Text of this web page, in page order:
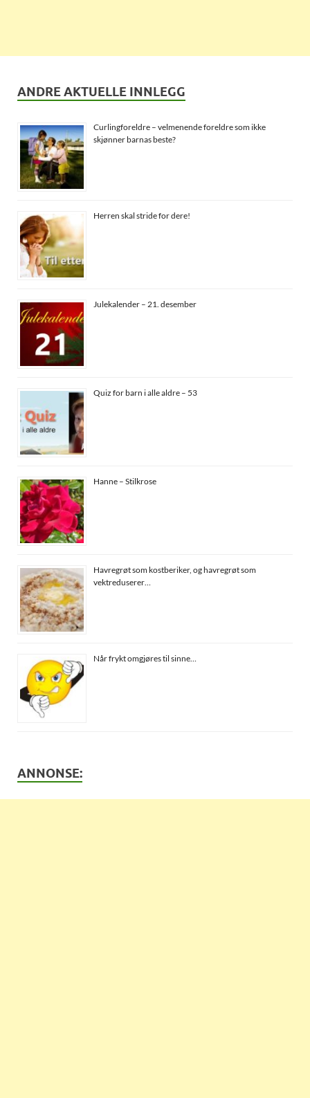
ANDRE AKTUELLE INNLEGG
Curlingforeldre – velmenende foreldre som ikke
skjønner barnas beste?
Herren skal stride for dere!
Julekalender – 21. desember
Quiz for barn i alle aldre – 53
Hanne – Stilkrose
Havregrøt som kostberiker, og havregrøt som
vektreduserer…
Når frykt omgjøres til sinne…
ANNONSE: